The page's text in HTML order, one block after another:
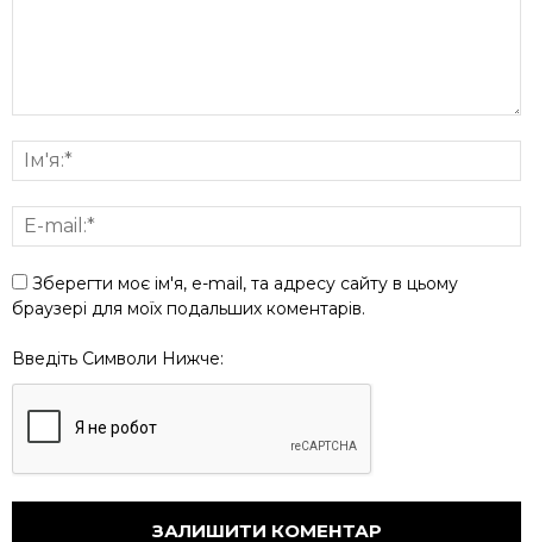
Зберегти моє ім'я, e-mail, та адресу сайту в цьому
браузері для моїх подальших коментарів.
Введіть Символи Нижче: